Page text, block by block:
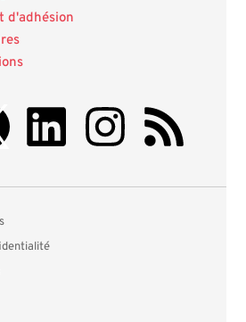
d'adhésion